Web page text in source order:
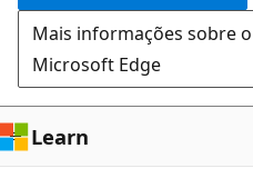
Mais informações sobre
Microsoft Edge
Learn